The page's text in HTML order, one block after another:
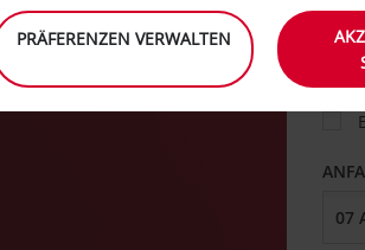
PRÄFERENZEN VERWALTEN